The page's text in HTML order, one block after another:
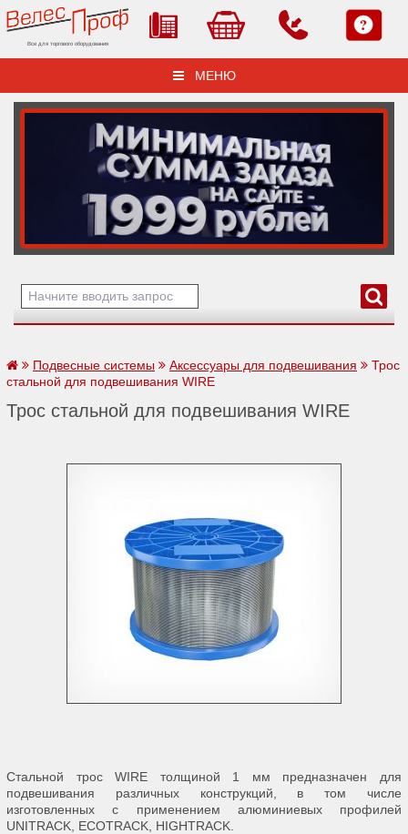
Все для торгового оборудования
МЕНЮ
Подвесные системы Аксессуары для подвешивания
Трос
стальной для подвешивания WIRE
Трос стальной для подвешивания WIRE
Стальной трос WIRE толщиной 1 мм предназначен для
подвешивания различных конструкций, в том числе
изготовленных с применением алюминиевых профилей
UNITRACK, ECOTRACK, HIGHTRACK.